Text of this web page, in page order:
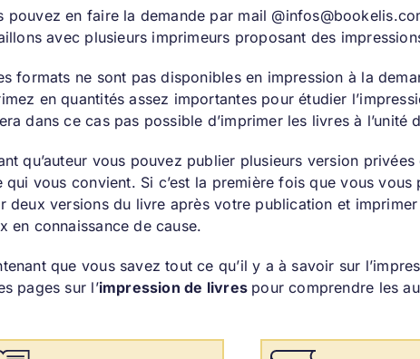
pouvez en faire la demande par mail
avec plusieurs imprimeurs proposant des
formats ne sont pas disponibles en impression à la
en quantités assez importantes pour étudier
dans ce cas pas possible d’imprimer les livres à
qu’auteur vous pouvez publier plusieurs version
qui vous convient. Si c’est la première fois que vous
deux versions du livre après votre publication et
en connaissance de cause.
que vous savez tout ce qu’il y a à savoir sur
pages sur l’impression de livres pour comprendre les